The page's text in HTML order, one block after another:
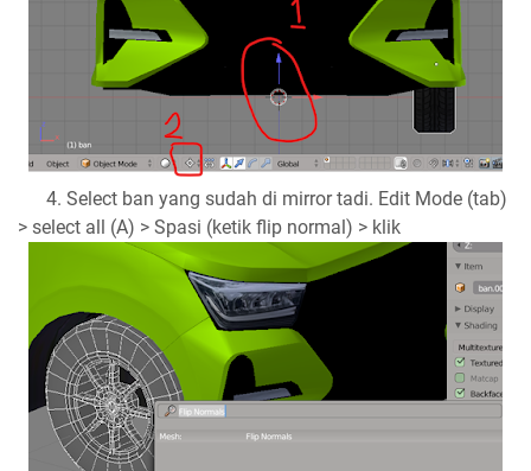
4. Select ban yang sudah di mirror tadi. Edit Mode (tab)
> select all (A) > Spasi (ketik flip normal) > klik